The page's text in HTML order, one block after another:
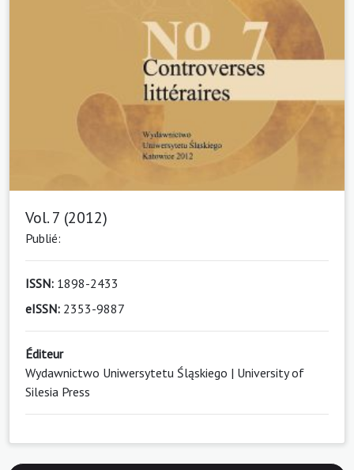
Vol. 7 (2012)
Publié:
ISSN: 1898-2433
eISSN: 2353-9887
Éditeur
Wydawnictwo Uniwersytetu Śląskiego | University of
Silesia Press